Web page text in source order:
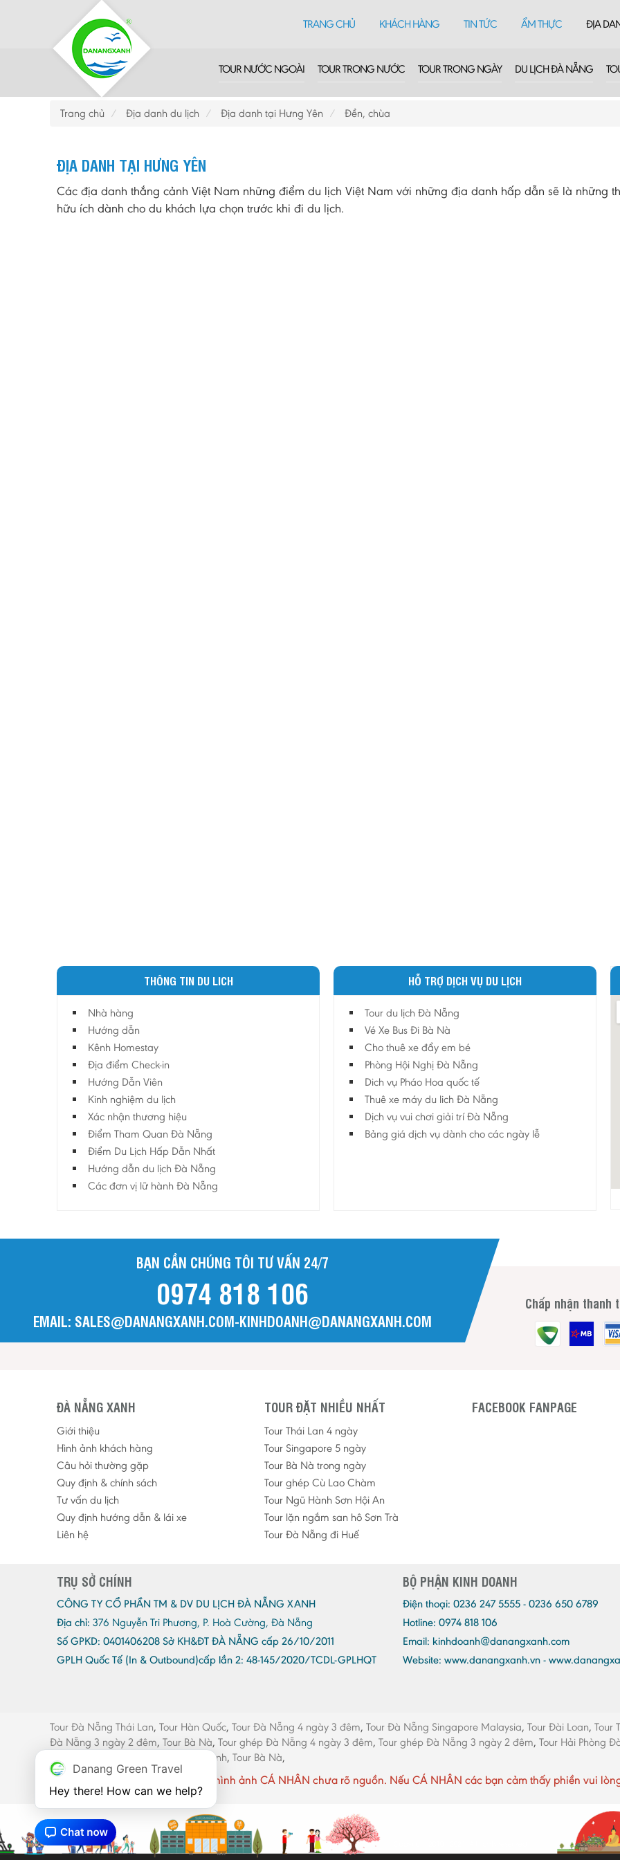
TRANG CHỦ KHÁCH HÀNG TIN TỨC ẨM THỰC ĐỊA
TOUR NƯỚC NGOÀI TOUR TRONG NƯỚC TOUR TRONG NGÀY DU LỊCH ĐÀ NẴNG
Trang chủ Địa danh du lịch Địa danh tại Hưng Yên Đền, chùa
ĐỊA DANH TẠI HƯNG YÊN
Các địa danh thắng cảnh Việt Nam những điểm du lịch Việt Nam với những địa danh hấp dẫn sẽ là những
hữu ích dành cho du khách lựa chọn trước khi đi du lịch.
THÔNG TIN DU LICH
Nhà hàng
Hướng dẫn
Kênh Homestay
Địa điểm Check-in
Hướng Dẫn Viên
Kinh nghiệm du lịch
Xác nhận thương hiệu
Điểm Tham Quan Đà Nẵng
Điểm Du Lịch Hấp Dẫn Nhất
Hướng dẫn du lịch Đà Nẵng
Các đơn vị lữ hành Đà Nẵng
HỖ TRỢ DỊCH VỤ DU LỊCH
Tour du lịch Đà Nẵng
Vé Xe Bus Đi Bà Nà
Cho thuê xe đẩy em bé
Phòng Hội Nghị Đà Nẵng
Dich vụ Pháo Hoa quốc tế
Thuê xe máy du lich Đà Nẵng
Dịch vụ vui chơi giải trí Đà Nẵng
Bảng giá dịch vụ dành cho các ngày lễ
BẠN CẦN CHÚNG TÔI TƯ VẤN 24/7
0974 818 106
EMAIL: SALES@DANANGXANH.COM-KINHDOANH@DANANGXANH.COM
Chấp nhận thanh
ĐÀ NẴNG XANH
Giới thiệu
Hình ảnh khách hàng
Câu hỏi thường gặp
Quy định & chính sách
Tư vấn du lịch
Quy định hướng dẫn & lái xe
Liên hệ
TOUR ĐẶT NHIỀU NHẤT
Tour Thái Lan 4 ngày
Tour Singapore 5 ngày
Tour Bà Nà trong ngày
Tour ghép Cù Lao Chàm
Tour Ngũ Hành Sơn Hội An
Tour lặn ngắm san hô Sơn Trà
Tour Đà Nẵng đi Huế
FACEBOOK FANPAGE
TRỤ SỞ CHÍNH
CÔNG TY CỔ PHẦN TM & DV DU LỊCH ĐÀ NẴNG XANH
Địa chỉ: 376 Nguyễn Tri Phương, P. Hoà Cường, Đà Nẵng
Số GPKD: 0401406208 Sở KH&ĐT ĐÀ NẴNG cấp 26/10/2011
GPLH Quốc Tế (In & Outbound)cấp lần 2: 48-145/2020/TCDL-GPLHQT
BỘ PHẬN KINH DOANH
Điện thoại: 0236 247 5555 - 0236 650 6789
Hotline: 0974 818 106
Email: kinhdoanh@danangxanh.com
Website: www.danangxanh.vn -
Tour Đà Nẵng Thái Lan, Tour Hàn Quốc, Tour Đà Nẵng 4 ngày 3 đêm, Tour Đà Nẵng Singapore Malaysia, Tour Đài Loan, Tour
Đà Nẵng 3 ngày 2 đêm, Tour Bà Nà, Tour ghép Đà Nẵng 4 ngày 3 đêm, Tour ghép Đà Nẵng 3 ngày 2 đêm, Tour Hải Phòng
Thang máy Quảng Bình, Tour Bà Nà,
Website có sử dụng một số hình ảnh CÁ NHÂN chưa rõ nguồn. Nếu CÁ NHÂN các bạn cảm thấy phiền vui
Danang Green Travel
Hey there! How can we help?